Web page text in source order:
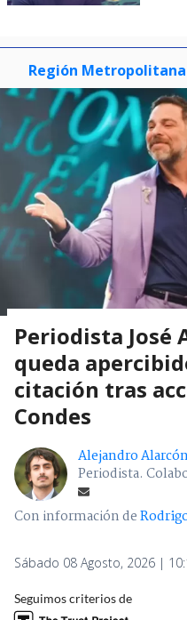
Región Metropolitana
Periodista José
queda
citación tras
Condes
Alejandro
Periodista.
Con información de
Sábado 08 Agosto, 2026 |
Seguimos criterios de